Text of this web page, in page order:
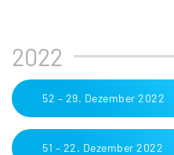
2022
52 – 29. Dezember 2022
51 – 22. Dezember 2022